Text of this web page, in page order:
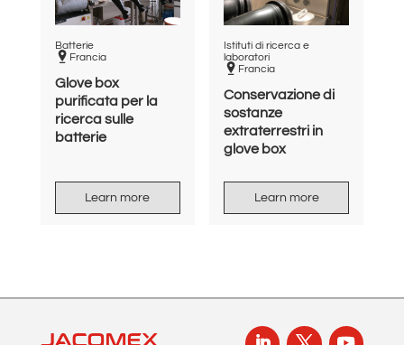
Batterie
Francia
Glove box
purificata per la
ricerca sulle
batterie
Learn more
Istituti di ricerca e
laboratori
Francia
Conservazione di
sostanze
extraterrestri in
glove box
Learn more